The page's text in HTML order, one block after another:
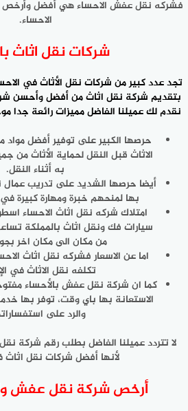
فشركه نقل عفش الاحساء هي أفضل
الاحساء.
شركات نقل اثاث
تجد عدد كبير من شركات نقل الأثاثفي
بتقديم شركة نقل اثاث من أفضل وأحسن
نقدم لك عميلنا الفاضل مميزات رائعة
حرصها الكبير على توفير أفضل
الاثاث قبل النقل لحماية الأثاث من
به أثناء النقل.
أيضا حرصها الشديد على تدريب عمال
بها لمنحهم خبرة ومهارة كبيرة
امتلاك شركه نقل اثاث الاحساء
سيارات فك ونقل اثاث بالمملكة
من مكان الى مكان اخر
اما عن الاسعار فشركه نقل اثاث
تكلفه نقل الاثاث في
الاستعانة بها باي وقت، توفر بها
والرد على
لا تتردد عميلنا الفاضل بطلب رقم شركة
لأنها أفضل شركات نقل اثاث
أرخص شركة نقل عفش